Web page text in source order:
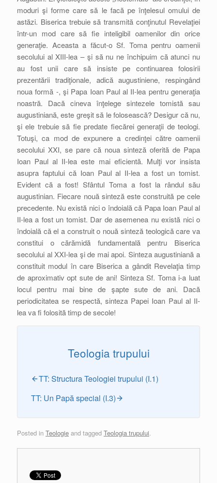
moduri şi forme care să le facă pe înţelesul omului de
astăzi. Biserica trebuie să transmită conţinutul Revelaţiei
într-un mod care să fie inteligibil oamenilor din orice
generaţie. Aceasta a făcut-o Sf. Toma pentru oamenii
secolului al XIII-lea – şi să nu ne închipuim că atunci nu
au fost unii care să insiste pe continuarea folosirii
prezentării tradiţionale, adică augustiniene, respingând
noua formă -, şi Papa Ioan Paul al II-lea pentru generaţia
noastră. Dacă cineva înţelege sintezele tomistă sau
augustiniană, este greşit să le folosească? Desigur că nu,
şi ele trebuie să fie predate fiecărei generaţii de teologi.
Totuşi, ca mod de expunere a credinţei către oamenii
secolului XXI, se pare că noua sinteză oferită de Papa
Ioan Paul al II-lea este mai eficientă. Mulţi vor insista
asupra faptului că Ioan Paul al II-lea a fost un tomist.
Evident că a fost! Sfântul Toma a fost la rândul său
augustinian. Fiecare nouă sinteză este construită pe cele
precedente. Nu există nici o îndoială că Papa Ioan Paul al
II-lea a fost un tomist. Dar de asemenea nu există nici o
îndoială că el a construit o nouă sinteză teologică care va
constitui o cărămidă fundamentală pentru Biserica
secolului al XXI-lea şi de mai apoi. Sinteza augustiniană a
constituit modul în care Biserica a gândit Revelaţia timp
de aproximativ opt sute de ani! Sinteza Sf. Toma i-a luat
locul pentru mai bine de şapte sute de ani. Dacă
periodicitatea se respectă, sinteza Papei Ioan Paul al II-
lea va fi folosită timp de secole!
Teologia trupului
TT: Structura Teologiei trupului (I.1)
TT: Un Papă special (I.3)
Posted in Teologie and tagged Teologia trupului.